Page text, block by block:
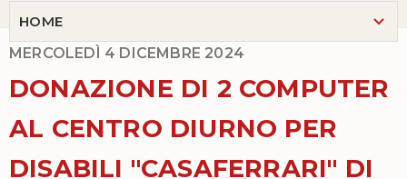
MERCOLEDÌ 4 DICEMBRE 2024
DONAZIONE DI 2 COMPUTER
AL CENTRO DIURNO PER
DISABILI "CASAFERRARI" DI